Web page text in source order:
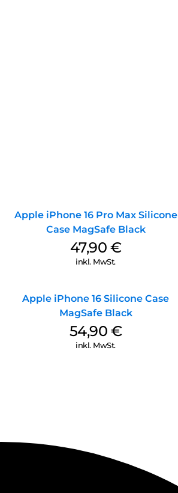
Apple iPhone 16 Pro Max Silicone
Case MagSafe Black
47,90 €
inkl. MwSt.
Apple iPhone 16 Silicone Case
MagSafe Black
54,90 €
inkl. MwSt.